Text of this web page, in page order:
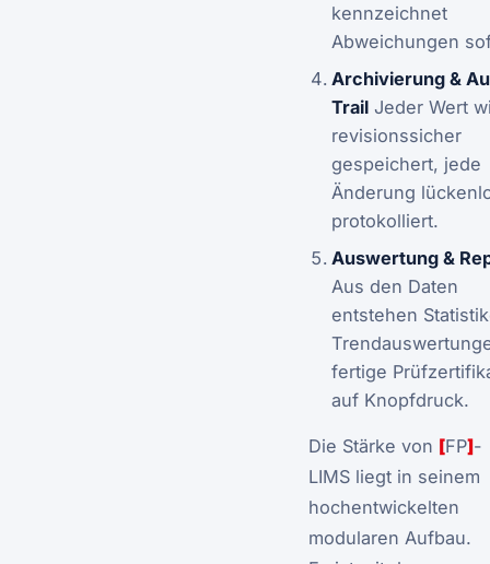
kennzeichnet
Abweichungen
Archivierung &
TrailJeder Wert
revisionssicher
gespeichert, jede
Änderung
protokolliert.
Auswertung &
Aus den Daten
entstehen
fertige
auf Knopfdruck.
Die Stärke von [FP]-
LIMS liegt in seinem
hochentwickelten
modularen Aufbau.